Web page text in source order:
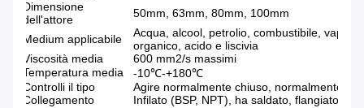
Dimensione
dell'attore
50mm, 63mm, 80mm, 100mm
Medium applicabile
Acqua, alcool, petrolio, combustibile,
organico, acido e liscivia
Viscosità media
600 mm2/s massimi
Temperatura media
-10℃-+180℃
Controlli il tipo
Agire normalmente chiuso, normalmente
Collegamento
Infilato (BSP, NPT), ha saldato, flangiato, Tri